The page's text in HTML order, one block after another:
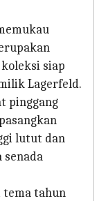
siap
Lagerfeld.
pinggang
lutut dan
senada
tema tahun